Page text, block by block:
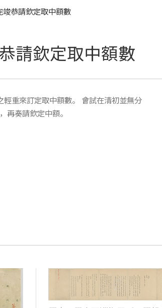
恭請欽定取中額數
請欽定取中額數
重來訂定取中額數。 會試在清初並無分
再奏請欽定中額。